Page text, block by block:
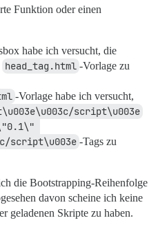
Funktion oder einen
habe ich versucht, die
head_tag.html -Vorlage zu
-Vorlage habe ich versucht,
script\u003e
script\u003e -Tags zu
die Bootstrapping-Reihenfolge
davon scheine ich keine
geladenen Skripte zu haben.